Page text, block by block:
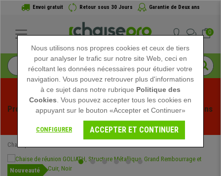
Envoi gratuit Retour sous 30 Jours Garantie de Deux ans
0
Profitez des soldes d'été chez Chaisepro ! Des réductions
exclusives pour une durée limitée - Voir l'offre
Chaisepro
Nouveauté
Nous utilisons nos propres cookies et ceux de tiers
pour analyser le trafic sur notre site Web, ceci en
récoltant les données nécessaires pour étudier votre
navigation. Vous pouvez retrouver plus d'informations
à ce sujet dans notre rubrique Politique des
Cookies . Vous pouvez accepter tous les cookies en
appuyant sur le bouton «Accepter et Continuer»
CONFIGURER ACCEPTER ET CONTINUER